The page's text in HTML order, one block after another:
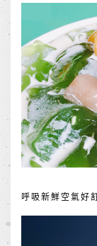
呼吸新鮮空氣好